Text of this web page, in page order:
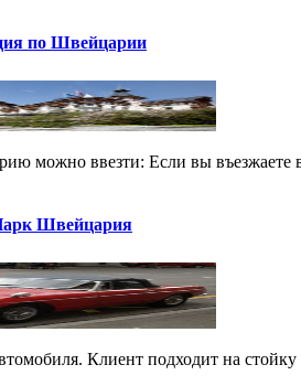
по Швейцарии
можно ввезти: Если вы въезжаете
Швейцария
Клиент подходит на